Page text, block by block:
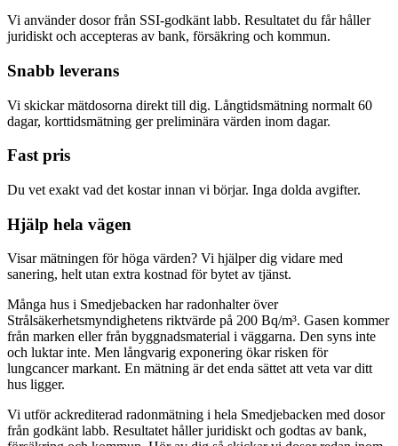
Vi använder dosor från SSI-godkänt labb. Resultatet du får håller
juridiskt och accepteras av bank, försäkring och kommun.
Snabb leverans
Vi skickar mätdosorna direkt till dig. Långtidsmätning normalt 60
dagar, korttidsmätning ger preliminära värden inom dagar.
Fast pris
Du vet exakt vad det kostar innan vi börjar. Inga dolda avgifter.
Hjälp hela vägen
Visar mätningen för höga värden? Vi hjälper dig vidare med
sanering, helt utan extra kostnad för bytet av tjänst.
Många hus i Smedjebacken har radonhalter över
Strålsäkerhetsmyndighetens riktvärde på 200 Bq/m³. Gasen kommer
från marken eller från byggnadsmaterial i väggarna. Den syns inte
och luktar inte. Men långvarig exponering ökar risken för
lungcancer markant. En mätning är det enda sättet att veta var ditt
hus ligger.
Vi utför ackrediterad radonmätning i hela Smedjebacken med dosor
från godkänt labb. Resultatet håller juridiskt och godtas av bank,